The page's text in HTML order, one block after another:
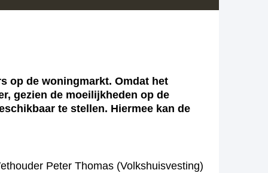
op de woningmarkt. Omdat het
gezien de moeilijkheden op de
te stellen. Hiermee kan de
Peter Thomas (Volkshuisvesting)